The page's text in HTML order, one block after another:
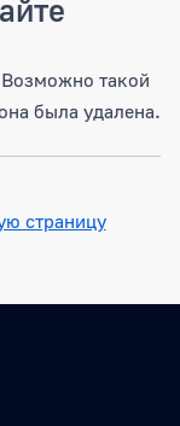
такой
была удалена.
страницу